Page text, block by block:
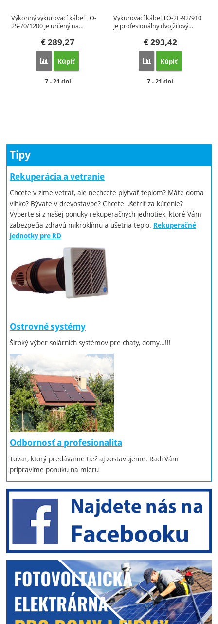
Výkonný vykurovací kábel TO-
2S-70/1200 je určený na…
€289,27
Porovnať
Kúpiť
Dostupnosť:
7 - 21 dní
Vykurovací kábel TO-2L-92/910
je profesionálny dvojžilový…
€293,42
Porovnať
Kúpiť
Dostupnosť:
7 - 21 dní
Tipy
Rekuperácia a vetranie
Chcete v zime vetrať, ale nechcete plytvať teplom? Máte doma
vlhko? Bývate v drevostavbe? Chcete ušetriť za kúrenie?
Vyberte si z našej ponuky rekuperačných jednotiek, ktoré Vám
zabezpečia zdravú mikroklímu a ušetria teplo. Rekuperačné
jednotky pre RD
Ostrovné systémy
Široký výber solárních systémov pre chaty, domy…!!!
Odbornosť a profesionalita
Tovar, ktorý predávame tiež aj zostavujeme. Radi Vám
pripravíme ponuku na mieru